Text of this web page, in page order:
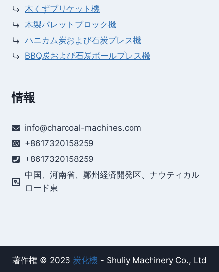
木くずブリケット機
木製パレットブロック機
ハニカム炭および石炭プレス機
BBQ炭および石炭ボールプレス機
情報
info@charcoal-machines.com
+8617320158259
+8617320158259
中国、河南省、鄭州経済開発区、ナウティカル
ロード東
著作権 © 2026 炭化機 - Shuliy Machinery Co., Ltd